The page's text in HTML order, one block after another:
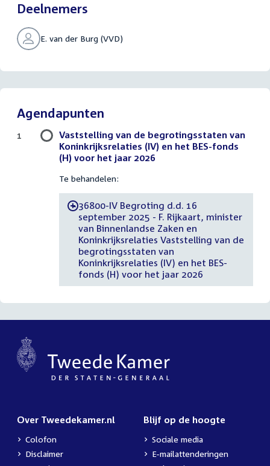
Deelnemers
E. van der Burg (VVD)
Agendapunten
Vaststelling van de begrotingsstaten van
Koninkrijksrelaties (IV) en het BES-fonds
(H) voor het jaar 2026
Te behandelen:
-36800-IV Begroting d.d. 16
september 2025 - F. Rijkaart, minister
van Binnenlandse Zaken en
Koninkrijksrelaties Vaststelling van de
begrotingsstaten van
Koninkrijksrelaties (IV) en het BES-
fonds (H) voor het jaar 2026
1
Over Tweedekamer.nl
Colofon
Disclaimer
Blijf op de hoogte
Sociale media
E-mailattenderingen